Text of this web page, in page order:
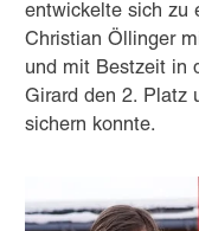
entwickelte sich zu
Christian Öllinger
und mit Bestzeit in
Girard den 2. Platz
sichern konnte.